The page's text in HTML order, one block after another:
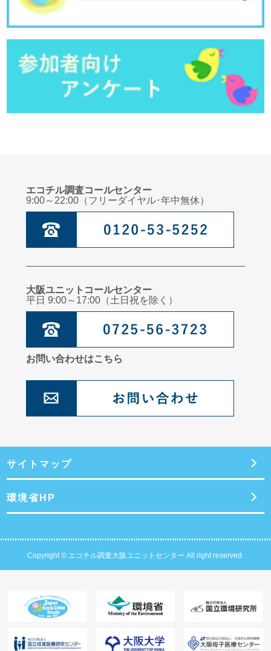
臨床心理士からのメッセージ：自立的な子どもに育てるための「適切な甘え」
小児科医からのメッセージ：自宅に隠れている危険なもの
管理栄養士からのメッセージ：暮らしに宿る「美」
小児科医からのメッセージ：誤飲について
臨床心理士からのメッセージ：子どものこころを育てるためにこころの居場所を
管理栄養士からのメッセージ：食べ物の好き嫌い
よう！
エコチル調査コールセンター
9:00～22:00（フリーダイヤル･年中無休）
大阪ユニットコールセンター
平日 9:00～17:00（土日祝を除く）
お問い合わせはこちら
サイトマップ
環境省HP
Copyright © エコチル調査大阪ユニットセンター All right reserved.